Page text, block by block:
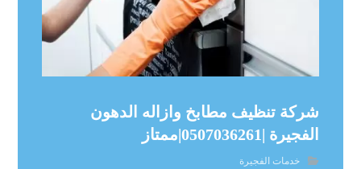
شركة تنظيف مطابخ وازاله الدهون
الفجيرة |0507036261|ممتاز
خدمات الفجيرة